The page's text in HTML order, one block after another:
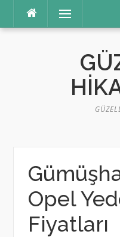
Menü
Opel
Fiyatları